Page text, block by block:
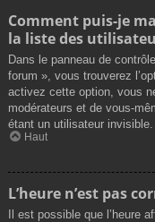
Comment puis-je
la liste des
Dans le panneau de
forum », vous trouverez
activez cette option, vous
modérateurs et de vous-
étant un utilisateur invisible.
Haut
L’heure n’est pas
Il est possible que l’heure